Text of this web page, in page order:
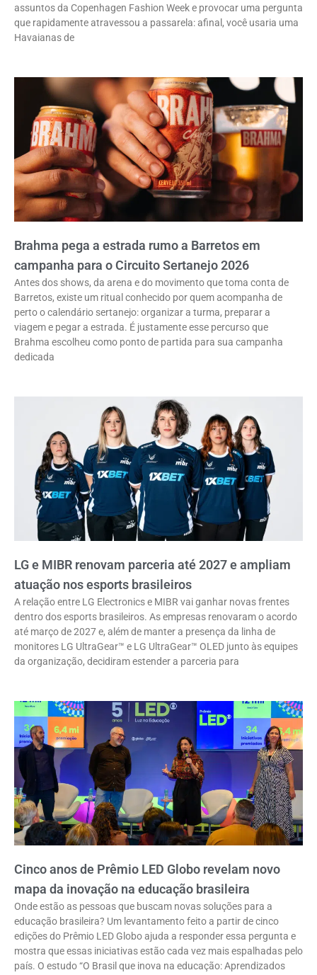
assuntos da Copenhagen Fashion Week e provocar uma pergunta
que rapidamente atravessou a passarela: afinal, você usaria uma
Havaianas de
Brahma pega a estrada rumo a Barretos em
campanha para o Circuito Sertanejo 2026
Antes dos shows, da arena e do movimento que toma conta de
Barretos, existe um ritual conhecido por quem acompanha de
perto o calendário sertanejo: organizar a turma, preparar a
viagem e pegar a estrada. É justamente esse percurso que
Brahma escolheu como ponto de partida para sua campanha
dedicada
LG e MIBR renovam parceria até 2027 e ampliam
atuação nos esports brasileiros
A relação entre LG Electronics e MIBR vai ganhar novas frentes
dentro dos esports brasileiros. As empresas renovaram o acordo
até março de 2027 e, além de manter a presença da linha de
monitores LG UltraGear™ e LG UltraGear™ OLED junto às equipes
da organização, decidiram estender a parceria para
Cinco anos de Prêmio LED Globo revelam novo
mapa da inovação na educação brasileira
Onde estão as pessoas que buscam novas soluções para a
educação brasileira? Um levantamento feito a partir de cinco
edições do Prêmio LED Globo ajuda a responder essa pergunta e
mostra que essas iniciativas estão cada vez mais espalhadas pelo
país. O estudo “O Brasil que inova na educação: Aprendizados